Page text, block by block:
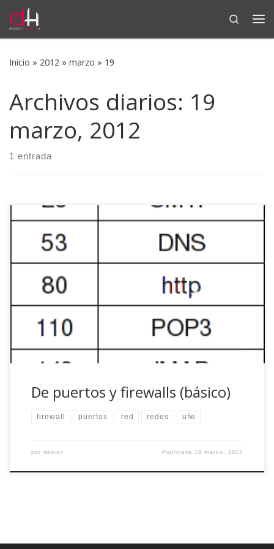
Saltar al contenido
Search
Inicio » 2012 » marzo » 19
Archivos diarios: 19
marzo, 2012
1 entrada
Tras las inspiradoras entradas de Eugenia, se me ocurrió
que sería buena idea continuar con la saga siguiendo la
estructura de sus artículos: simplicidad, claridad de
conceptos y temática a priori conocida pero sobre la cual
siempre conviene refrescar conceptos. Ahí va una de
De puertos y firewalls (básico)
firewall puertos red redes ufw
por debish Publicada 19 marzo, 2012